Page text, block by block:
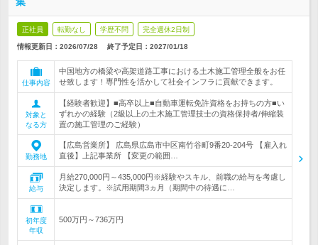
正社員 転勤なし 学歴不問 完全週休2日制
情報更新日：2026/07/28 終了予定日： 2027/01/18
仕事内容
中国地方の橋梁や高架道路工事における土木施工管理全般をお任
せ致します！専門性を活かして社会インフラに貢献できます。
対象と
なる方
【経験者歓迎】■高卒以上■自動車運転免許資格をお持ちの方■い
ずれかの経験（2級以上の土木施工管理技士の資格保持者/伸縮装
置の施工管理のご経験）
勤務地
【広島営業所】 広島県広島市中区南竹谷町9番20-204号 【雇入れ
直後】上記事業所 【変更の範囲…
給与
月給270,000円～435,000円※経験やスキル、前職の給与を考慮し
決定します。※試用期間3ヵ月（期間中の待遇に…
初年度
年収
500万円～736万円